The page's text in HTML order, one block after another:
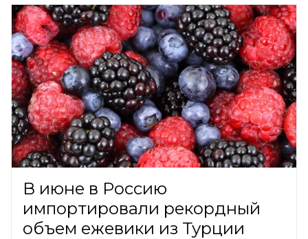
В июне в Россию
импортировали рекордный
объем ежевики из Турции